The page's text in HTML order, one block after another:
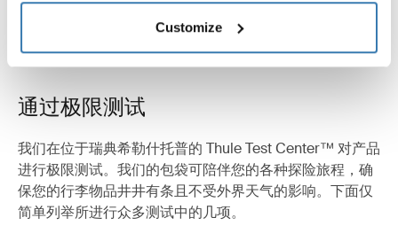
Customize
通过极限测试
我们在位于瑞典希勒什托普的 Thule Test Center™ 对产品
进行极限测试。我们的包袋可陪伴您的各种探险旅程，确
保您的行李物品井井有条且不受外界天气的影响。下面仅
简单列举所进行众多测试中的几项。